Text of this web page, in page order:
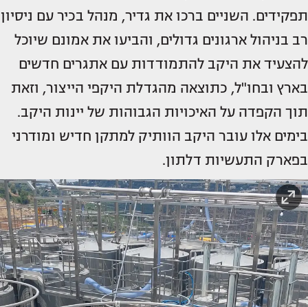
תפקידים. השניים ברכו את גדיר, מנהל בכיר עם ניסיון
רב בניהול ארגונים גדולים, והביעו את אמונם שיוכל
להצעיד את היקב להתמודדות עם אתגרים חדשים
בארץ ובחו"ל, כתוצאה מהגדלת היקפי הייצור, וזאת
תוך הקפדה על האיכויות הגבוהות של יינות היקב.
בימים אלו עובר היקב הוותיק למתקן חדיש ומודרני
בפארק התעשיות דלתון.